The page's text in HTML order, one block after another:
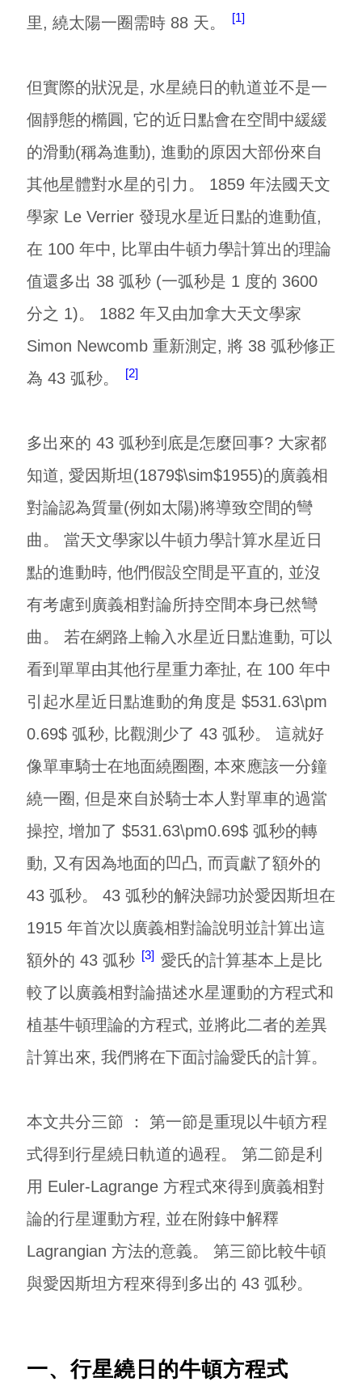
里, 繞太陽一圈需時 88 天。
1
但實際的狀況是, 水星繞日的軌道並不是一
個靜態的橢圓, 它的近日點會在空間中緩緩
的滑動(稱為進動), 進動的原因大部份來自
其他星體對水星的引力。 1859 年法國天文
學家 Le Verrier 發現水星近日點的進動值,
在 100 年中, 比單由牛頓力學計算出的理論
值還多出 38 弧秒 (一弧秒是 1 度的 3600
分之 1)。 1882 年又由加拿大天文學家
Simon Newcomb 重新測定, 將 38 弧秒修正
為 43 弧秒。
2
多出來的 43 弧秒到底是怎麼回事? 大家都
知道, 愛因斯坦(1879$\sim$1955)的廣義相
對論認為質量(例如太陽)將導致空間的彎
曲。 當天文學家以牛頓力學計算水星近日
點的進動時, 他們假設空間是平直的, 並沒
有考慮到廣義相對論所持空間本身已然彎
曲。 若在網路上輸入水星近日點進動, 可以
看到單單由其他行星重力牽扯, 在 100 年中
引起水星近日點進動的角度是 $531.63\pm
0.69$ 弧秒, 比觀測少了 43 弧秒。 這就好
像單車騎士在地面繞圈圈, 本來應該一分鐘
繞一圈, 但是來自於騎士本人對單車的過當
操控, 增加了 $531.63\pm0.69$ 弧秒的轉
動, 又有因為地面的凹凸, 而貢獻了額外的
43 弧秒。 43 弧秒的解決歸功於愛因斯坦在
1915 年首次以廣義相對論說明並計算出這
額外的 43 弧秒
3
愛氏的計算基本上是比
較了以廣義相對論描述水星運動的方程式和
植基牛頓理論的方程式, 並將此二者的差異
計算出來, 我們將在下面討論愛氏的計算。
本文共分三節 ： 第一節是重現以牛頓方程
式得到行星繞日軌道的過程。 第二節是利
用 Euler-Lagrange 方程式來得到廣義相對
論的行星運動方程, 並在附錄中解釋
Lagrangian 方法的意義。 第三節比較牛頓
與愛因斯坦方程來得到多出的 43 弧秒。
一、行星繞日的牛頓方程式